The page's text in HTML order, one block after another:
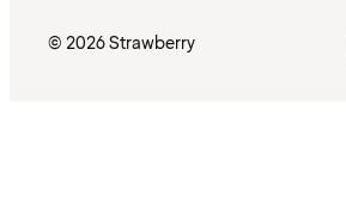
© 2026 Strawberry